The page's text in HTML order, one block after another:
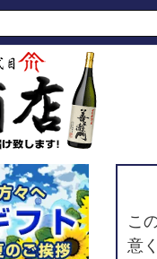
こ
意